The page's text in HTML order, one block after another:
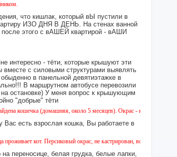
что кишлак, который вЫ пустили в
ИЗО ДНЯ В ДЕНЬ. На стенах ванной
этого с вАШЕЙ квартирой - вАШИ
интересно - тёти, которые крышуют эти
вместе с силовыми структурами выявлять
в панельной девятиэтажке в
В маршрутном автобусе перевозили
на остановке) У меня вопрос к крышующим
"добрые" тёти
(домашняя, около 5 месяцев). Окрас - камышовый, на один
есть взрослая кошка, Вы работаете в
кот. Персиковый окрас, не кастрирован, возраст менее года,
переносице, белая грудка, белые лапки,